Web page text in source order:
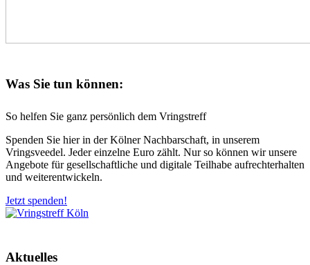
Was Sie tun können:
So helfen Sie ganz persönlich dem Vringstreff
Spenden Sie hier in der Kölner Nachbarschaft, in unserem
Vringsveedel. Jeder einzelne Euro zählt. Nur so können wir unsere
Angebote für gesellschaftliche und digitale Teilhabe aufrechterhalten
und weiterentwickeln.
Jetzt spenden!
Aktuelles